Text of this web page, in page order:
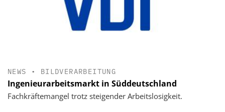
NEWS • BILDVERARBEITUNG
Ingenieurarbeitsmarkt in Süddeutschland
Fachkräftemangel trotz steigender Arbeitslosigkeit.